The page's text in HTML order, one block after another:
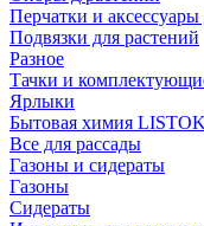
Перчатки и
Подвязки для растений
Разное
Тачки и
Ярлыки
Бытовая химия
Все для рассады
Газоны и сидераты
Газоны
Сидераты